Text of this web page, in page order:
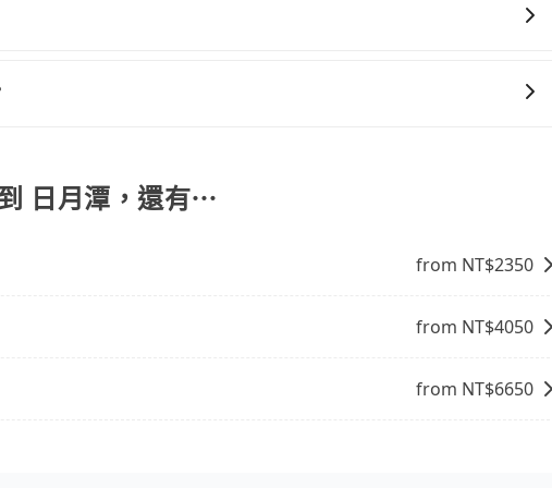
出遊、朋友聚會、婚喪喜慶等不同的需求。價格透明、無隱藏費用，
店與房型，更重要的是通常價格是官網的6~8折，如果又有加入會員
賣的現象，便有可能到了現場卻沒房可住的窘境，所以在預定時要不
再人工電話與飯店確認。預訂民宿方面，如不怕麻煩，有些時候直接
Airbnb都值得推薦。
日月潭，還有⋯
from NT$2350
from NT$4050
from NT$6650